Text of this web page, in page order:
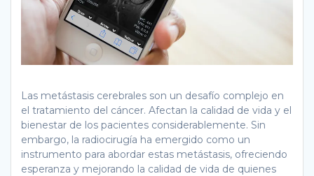
Las metástasis cerebrales son un desafío complejo en
el tratamiento del cáncer. Afectan la calidad de vida y el
bienestar de los pacientes considerablemente. Sin
embargo, la radiocirugía ha emergido como un
instrumento para abordar estas metástasis, ofreciendo
esperanza y mejorando la calidad de vida de quienes